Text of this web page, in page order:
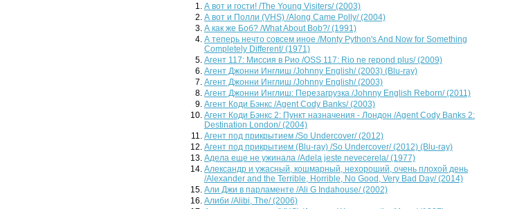
А вот и гости! /The Young Visiters/ (2003)
А вот и Полли (VHS) /Along Came Polly/ (2004)
А как же Боб? /What About Bob?/ (1991)
А теперь нечто совсем иное /Monty Python's And Now for Something
Completely Different/ (1971)
Агент 117: Миссия в Рио /OSS 117: Rio ne repond plus/ (2009)
Агент Джонни Инглиш /Johnny English/ (2003) (Blu-ray)
Агент Джонни Инглиш /Johnny English/ (2003)
Агент Джонни Инглиш: Перезагрузка /Johnny English Reborn/ (2011)
Агент Коди Бэнкс /Agent Cody Banks/ (2003)
Агент Коди Бэнкс 2: Пункт назначения - Лондон /Agent Cody Banks 2:
Destination London/ (2004)
Агент под прикрытием /So Undercover/ (2012)
Агент под прикрытием (Blu-ray) /So Undercover/ (2012) (Blu-ray)
Адела еще не ужинала /Adela jeste nevecerela/ (1977)
Александр и ужасный, кошмарный, нехороший, очень плохой день
/Alexander and the Terrible, Horrible, No Good, Very Bad Day/ (2014)
Али Джи в парламенте /Ali G Indahouse/ (2002)
Алиби /Alibi, The/ (2006)